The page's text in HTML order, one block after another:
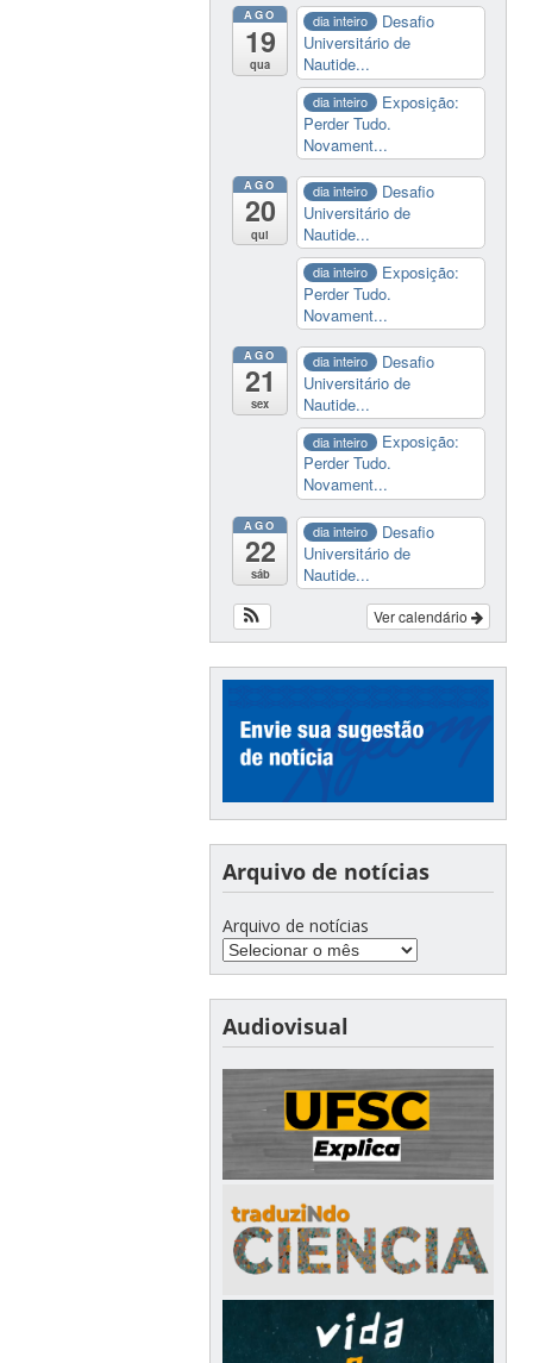
AGO
19
qua
dia inteiro
Desafio
Universitário de
Nautide...
dia inteiro
Exposição:
Perder Tudo.
Novament...
AGO
20
qui
dia inteiro
Desafio
Universitário de
Nautide...
dia inteiro
Exposição:
Perder Tudo.
Novament...
AGO
21
sex
dia inteiro
Desafio
Universitário de
Nautide...
dia inteiro
Exposição:
Perder Tudo.
Novament...
AGO
22
sáb
dia inteiro
Desafio
Universitário de
Nautide...
Ver calendário
Arquivo de notícias
Arquivo de notícias
Audiovisual